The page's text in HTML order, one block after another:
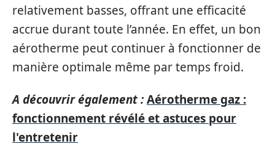
relativement basses, offrant une efficacité
accrue durant toute l’année. En effet, un bon
aérotherme peut continuer à fonctionner de
manière optimale même par temps froid.
A découvrir également :Aérotherme gaz :
fonctionnement révélé et astuces pour
l'entretenir